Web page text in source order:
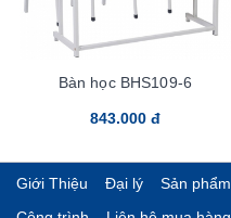
Bàn học BHS109-6
843.000 đ
Giới Thiệu Đại lý Sản phẩm